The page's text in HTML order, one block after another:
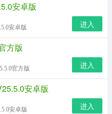
安卓版
安卓版 进入
方版
官方版 进入
安卓版
安卓版 进入